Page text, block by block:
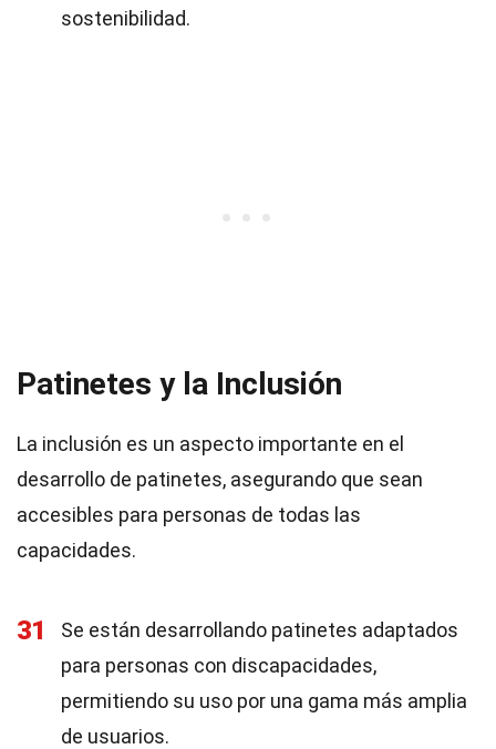
sostenibilidad.
Patinetes y la Inclusión
La inclusión es un aspecto importante en el
desarrollo de patinetes, asegurando que sean
accesibles para personas de todas las
capacidades.
31
Se están desarrollando patinetes adaptados
para personas con discapacidades,
permitiendo su uso por una gama más amplia
de usuarios.